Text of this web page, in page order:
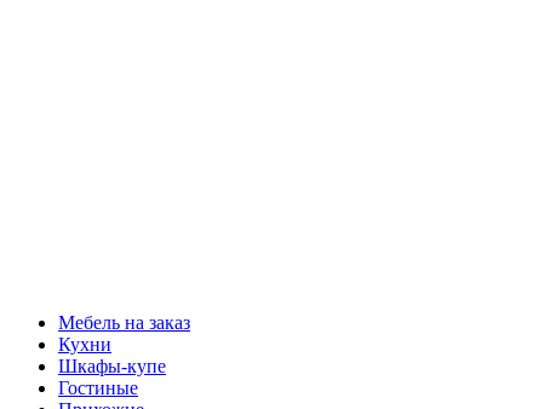
Мебель на заказ
Кухни
Шкафы-купе
Гостиные